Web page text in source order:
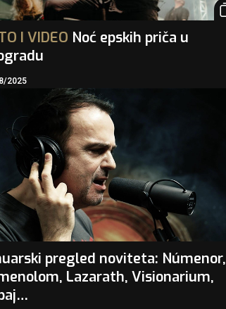
IVIDEO Noć epskih priča u
2025
pregled noviteta: Númenor,
Lazarath, Visionarium,